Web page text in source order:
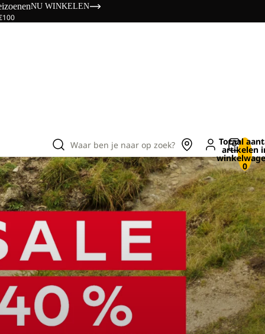
NU WINKELEN
Waar ben je naar op zoek? Totaal
artikelen
0